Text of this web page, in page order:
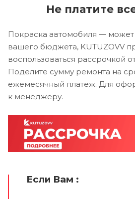
Не платите
Покраска автомобиля — может
вашего бюджета, KUTUZOVV
воспользоваться рассрочкой
Поделите сумму ремонта на
ежемесячный платеж. Для
к менеджеру.
Если Вам :